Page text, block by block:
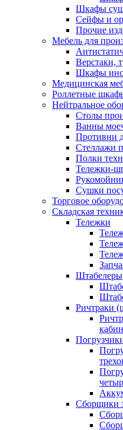
Шкафы
Сейфы и
Прочие
Мебель для
Верстаки,
Шкафы
Медицинская
Роллетные
Нейтральное
Столы
Ванны
Противни
Стеллажи
Полки
Тележки-
Сушки
Торговое
Складская
Тележки
Штабелеры
Ричтраки
Сборщики